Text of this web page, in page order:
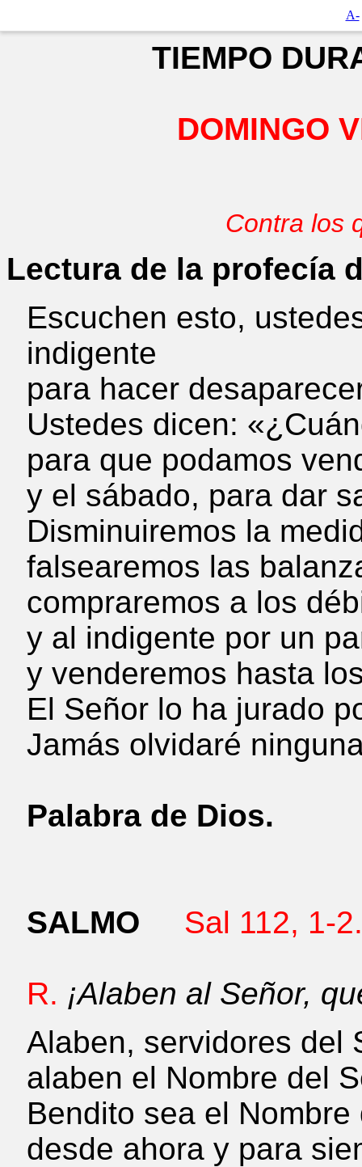
A-
TIEMPO
DOMINGO
Contra los
Lectura de la profecía
Escuchen esto,
indigente
para hacer
Ustedes dicen:
para que podamos
y el sábado, para dar
Disminuiremos la
falsearemos las
compraremos a los
y al indigente por un
y venderemos hasta
El Señor lo ha jurado
Jamás olvidaré
Palabra de Dios.
SALMO Sal 112, 1-
R. ¡Alaben al Señor,
Alaben, servidores del
alaben el Nombre del
Bendito sea el Nombre
desde ahora y para